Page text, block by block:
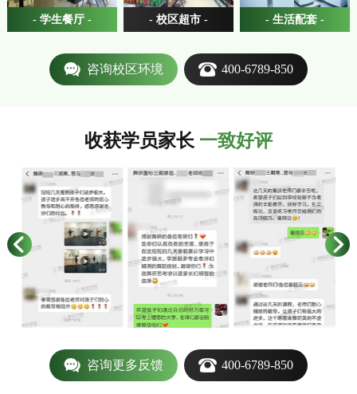
- 学生餐厅 - - 校区超市 - - 生活配套 -
咨询校区环境 400-6789-850
收获学员家长 一致好评
咨询更多反馈 400-6789-850